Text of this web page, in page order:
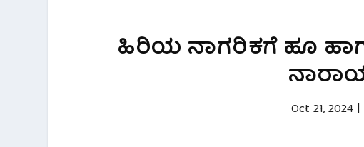
ಹಿರಿಯ ನಾಗರಿಕಗೆ ಹೂ
Oct 21, 2024|